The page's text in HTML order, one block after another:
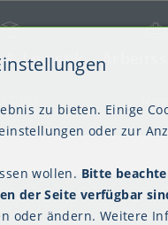
Küchenbedarf
& Logistik
& Kennzeichnen
zu bieten. Einige
oder zur
wollen. Bitte
der Seite verfügbar
oder ändern. Weitere